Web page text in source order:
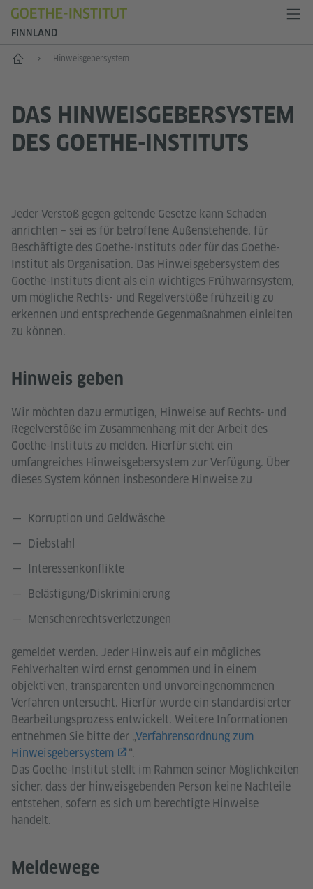
FINNLAND
Start Hinweisgebersystem
DAS HINWEISGEBERSYSTEM
DES GOETHE-INSTITUTS
Jeder Verstoß gegen geltende Gesetze kann Schaden
anrichten – sei es für betroffene Außenstehende, für
Beschäftigte des Goethe-Instituts oder für das Goethe-
Institut als Organisation. Das Hinweisgebersystem des
Goethe-Instituts dient als ein wichtiges Frühwarnsystem,
um mögliche Rechts- und Regelverstöße frühzeitig zu
erkennen und entsprechende Gegenmaßnahmen einleiten
zu können.
Hinweis geben
Wir möchten dazu ermutigen, Hinweise auf Rechts- und
Regelverstöße im Zusammenhang mit der Arbeit des
Goethe-Instituts zu melden. Hierfür steht ein
umfangreiches Hinweisgebersystem zur Verfügung. Über
dieses System können insbesondere Hinweise zu
Korruption und Geldwäsche
Diebstahl
Interessenkonflikte
Belästigung/Diskriminierung
Menschenrechtsverletzungen
gemeldet werden. Jeder Hinweis auf ein mögliches
Fehlverhalten wird ernst genommen und in einem
objektiven, transparenten und unvoreingenommenen
Verfahren untersucht. Hierfür wurde ein standardisierter
Bearbeitungsprozess entwickelt. Weitere Informationen
entnehmen Sie bitte der „Verfahrensordnung zum
Hinweisgebersystem
“.
Das Goethe-Institut stellt im Rahmen seiner Möglichkeiten
sicher, dass der hinweisgebenden Person keine Nachteile
entstehen, sofern es sich um berechtigte Hinweise
handelt.
Meldewege